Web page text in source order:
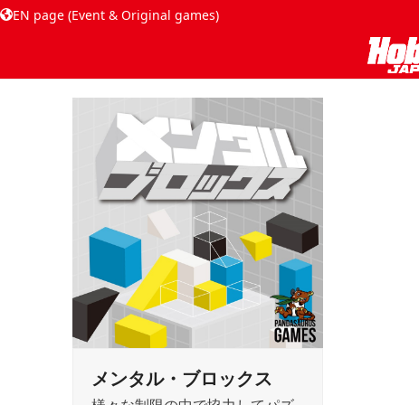
EN page (Event & Original games)
メンタル・ブロックス